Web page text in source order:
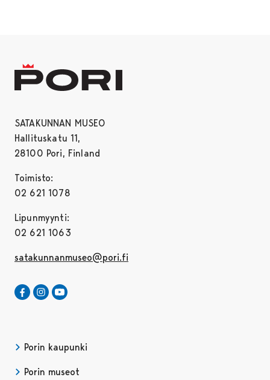
SATAKUNNAN MUSEO
Hallituskatu 11,
28100 Pori, Finland
Toimisto:
02 621 1078
Lipunmyynti:
02 621 1063
satakunnanmuseo@pori.fi
Satakunnan Museo Facebookissa
Avautuu uudessa välilehdessä
Satakunnan Museo Instagrammissa
Avautuu uudessa välilehdessä
Porin kaupunki
Porin museot